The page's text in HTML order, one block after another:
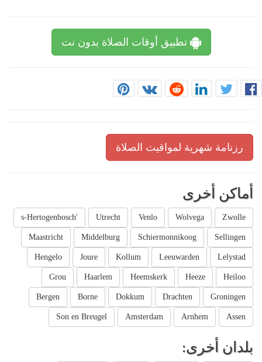
تطبيق أوقات الصلاة بدون نت
رزنامة شهرية لمواقيت الصلاة
أماكن أخرى
Zwolle
Wolvega
Venlo
Utrecht
's-Hertogenbosch
Sellingen
Schiermonnikoog
Middelburg
Maastricht
Lelystad
Leeuwarden
Kollum
Joure
Hengelo
Heiloo
Heeze
Heemskerk
Haarlem
Grou
Groningen
Drachten
Dokkum
Borne
Bergen
Assen
Arnhem
Amsterdam
Son en Breugel
بلدان أخرى: